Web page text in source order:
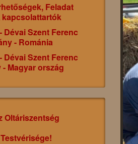
Feladat
Dévai Szent Ferenc
- Románia
Dévai Szent Ferenc
Magyar ország
Oltáriszentség
Testvérisége!